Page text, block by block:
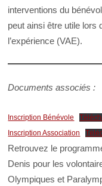
interventions du
peut ainsi être utile lors
l’expérience (VAE).
Documents associés :
Inscription Bénévole
Inscription Association
Retrouvez le
Denis pour les
Olympiques et